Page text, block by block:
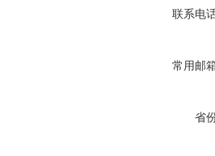
联系电
常用邮
省